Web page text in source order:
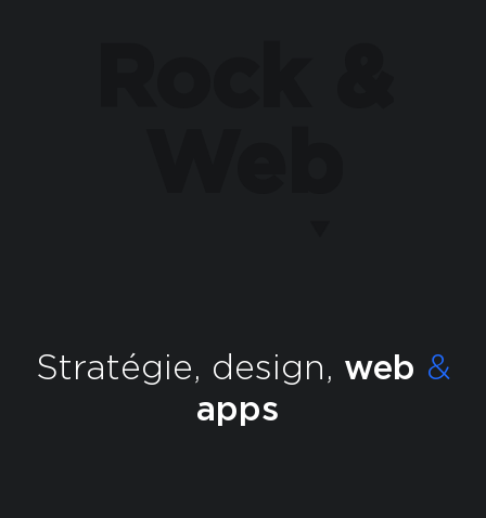
Stratégie, design, web &
apps